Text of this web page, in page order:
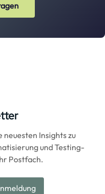
Insights zu
und Testing-
Postfach.